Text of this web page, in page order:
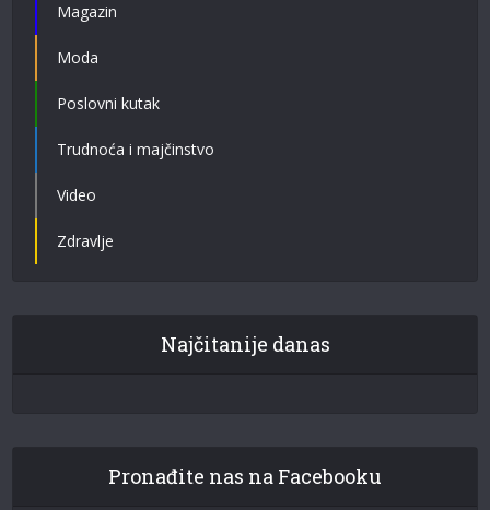
Magazin
Moda
Poslovni kutak
Trudnoća i majčinstvo
Video
Zdravlje
Najčitanije danas
Pronađite nas na Facebooku